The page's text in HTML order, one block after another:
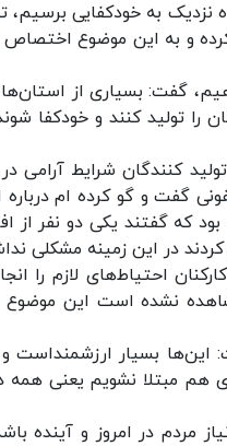
نزدیک به خودکفایی برسیم،
و به این موضوع اختصاص
گفت: بسیاری از استان‌ها
را تولید کنند و خودکفا
کنندگان شرایط آرامی
گفت و گو کرده ام درباره
که گفتند یکی دو نفر از
در این زمینه مشکلی
احتیاط‌های لازم را
نشده است این موضوع
این‌ها بسیار ارزشمنداست
هم مبتلا نشویم یعنی همه
مردم در امروز و آینده